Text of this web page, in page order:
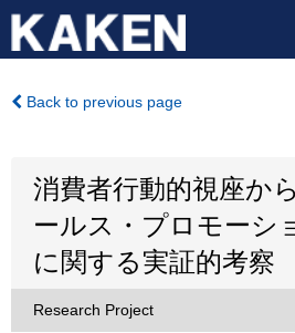
Back to previous page
消費者行動的視座か
ールス・プロモーシ
に関する実証的考察
Research Project